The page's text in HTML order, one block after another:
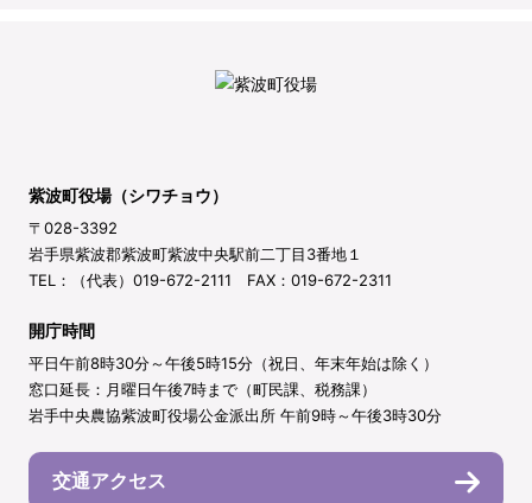
紫波町役場（シワチョウ）
〒028-3392
岩手県紫波郡紫波町紫波中央駅前二丁目3番地１
TEL：（代表）019-672-2111 FAX：019-672-2311
開庁時間
平日午前8時30分～午後5時15分（祝日、年末年始は除く）
窓口延長：月曜日午後7時まで（町民課、税務課）
岩手中央農協紫波町役場公金派出所 午前9時～午後3時30分
交通アクセス